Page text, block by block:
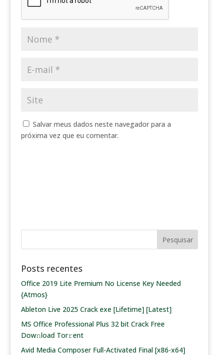
Salvar meus dados neste navegador para a
próxima vez que eu comentar.
Posts recentes
Office 2019 Lite Premium No License Key Needed
{Atmos}
Ableton Live 2025 Crack exe [Lifetime] [Latest]
MS Office Professional Plus 32 bit Crack Frее
Dow𝚗load Tоr𝚛ent
Avid Media Composer Full-Activated Final [x86-x64]